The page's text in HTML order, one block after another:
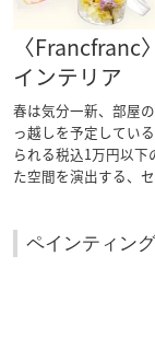
〈Francfranc
インテリア
春は気分一新、部屋
っ越しを予定してい
られる税込1万円以
た空間を演出する、
ペインティン